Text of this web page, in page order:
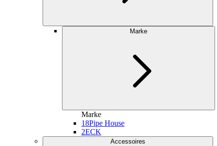
Marke
Marke
18Pipe House
2ECK
Accessoires